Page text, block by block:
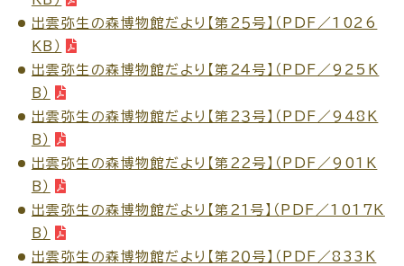
サイトマップ
出雲弥生の森博物館だより【第２５号】（PDF／1026
KB）
出雲弥生の森博物館だより【第２４号】（PDF／925K
B）
出雲弥生の森博物館だより【第２３号】（PDF／948K
B）
出雲弥生の森博物館だより【第２２号】（PDF／901K
B）
出雲弥生の森博物館だより【第２１号】（PDF／1017K
B）
出雲弥生の森博物館だより【第２０号】（PDF／833K